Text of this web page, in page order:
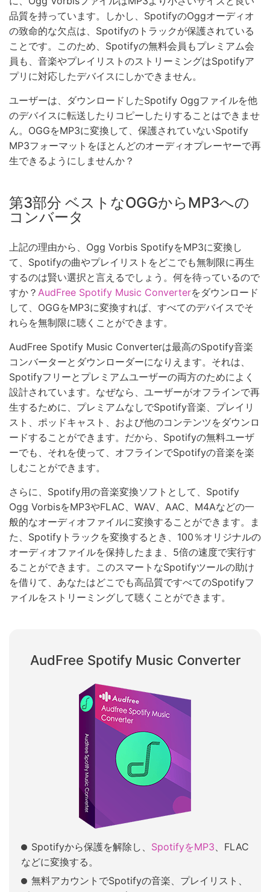
品質を持っています。しかし、SpotifyのOggオーディオ
の致命的な欠点は、Spotifyのトラックが保護されている
ことです。このため、Spotifyの無料会員もプレミアム会
員も、音楽やプレイリストのストリーミングはSpotifyア
プリに対応したデバイスにしかできません。
ユーザーは、ダウンロードしたSpotify Oggファイルを他
のデバイスに転送したりコピーしたりすることはできませ
ん。OGGをMP3に変換して、保護されていないSpotify
MP3フォーマットをほとんどのオーディオプレーヤーで再
生できるようにしませんか？
第3部分 ベストなOGGからMP3への
コンバータ
上記の理由から、Ogg Vorbis SpotifyをMP3に変換し
て、Spotifyの曲やプレイリストをどこでも無制限に再生
するのは賢い選択と言えるでしょう。何を待っているので
すか？ AudFree Spotify Music Converterをダウンロード
して、OGGをMP3に変換すれば、すべてのデバイスでそ
れらを無制限に聴くことができます。
AudFree Spotify Music Converterは最高のSpotify音楽
コンバーターとダウンローダーになりえます。それは、
Spotifyフリーとプレミアムユーザーの両方のためによく
設計されています。なぜなら、ユーザーがオフラインで再
生するために、プレミアムなしでSpotify音楽、プレイリ
スト、ポッドキャスト、および他のコンテンツをダウンロ
ードすることができます。だから、Spotifyの無料ユーザ
ーでも、それを使って、オフラインでSpotifyの音楽を楽
しむことができます。
さらに、Spotify用の音楽変換ソフトとして、Spotify
Ogg VorbisをMP3やFLAC、WAV、AAC、M4Aなどの一
般的なオーディオファイルに変換することができます。ま
た、Spotifyトラックを変換するとき、100％オリジナルの
オーディオファイルを保持したまま、5倍の速度で実行す
ることができます。このスマートなSpotifyツールの助け
を借りて、あなたはどこでも高品質ですべてのSpotifyフ
ァイルをストリーミングして聴くことができます。
AudFree Spotify Music Converter
Spotifyから保護を解除し、 SpotifyをMP3、FLAC
などに変換する。
無料アカウントでSpotifyの音楽、プレイリスト、